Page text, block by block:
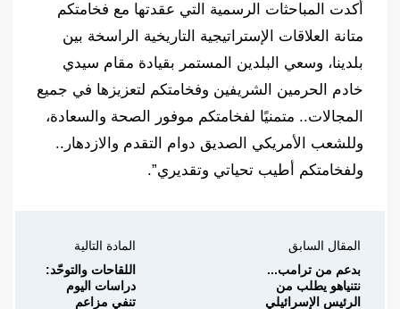
أكدت المباحثات الرسمية التي عقدتها مع فخامتكم
متانة العلاقات الإستراتيجية التاريخية الراسخة بين
بلدينا، وسعي البلدين المستمر بقيادة مقام سيدي
خادم الحرمين الشريفين وفخامتكم لتعزيزها في جميع
المجالات.. متمنيًا لفخامتكم موفور الصحة والسعادة،
وللشعب الأمريكي الصديق دوام التقدم والازدهار..
ولفخامتكم أطيب تحياتي وتقديري”.
المقال السابق
بدعم من ترامب...
نتنياهو يطلب من
الرئيس الإسرائيلي
المادة التالية
اللقاحات والتوحّد:
دراسات اليوم
تنفي مزاعم